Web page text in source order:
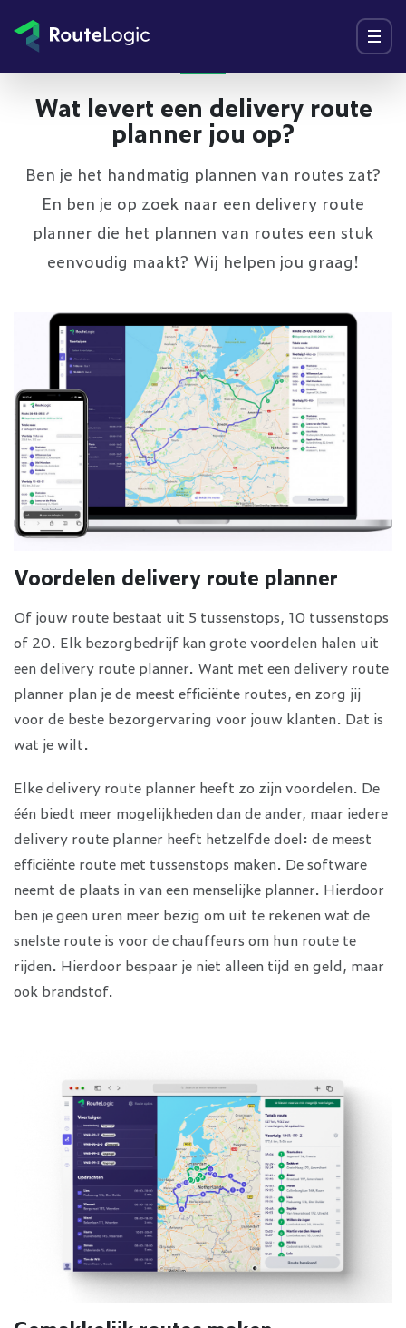
Menu
Wat levert een delivery route
planner jou op?
Ben je het handmatig plannen van routes zat?
En ben je op zoek naar een delivery route
planner die het plannen van routes een stuk
eenvoudig maakt? Wij helpen jou graag!
Voordelen delivery route planner
Of jouw route bestaat uit 5 tussenstops, 10 tussenstops
of 20. Elk bezorgbedrijf kan grote voordelen halen uit
een delivery route planner. Want met een delivery route
planner plan je de meest efficiënte routes, en zorg jij
voor de beste bezorgervaring voor jouw klanten. Dat is
wat je wilt.
Elke delivery route planner heeft zo zijn voordelen. De
één biedt meer mogelijkheden dan de ander, maar iedere
delivery route planner heeft hetzelfde doel: de meest
efficiënte route met tussenstops maken. De software
neemt de plaats in van een menselijke planner. Hierdoor
ben je geen uren meer bezig om uit te rekenen wat de
snelste route is voor de chauffeurs om hun route te
rijden. Hierdoor bespaar je niet alleen tijd en geld, maar
ook brandstof.